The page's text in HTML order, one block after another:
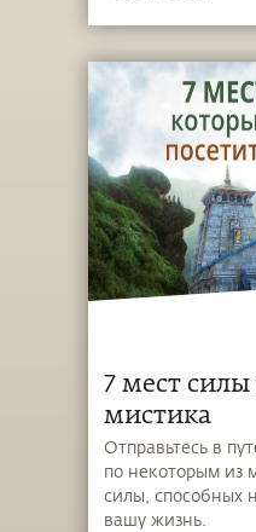
7 мест силы
мистика
Отправьтесь в
по некоторым из
силы, способных
вашу жизнь.